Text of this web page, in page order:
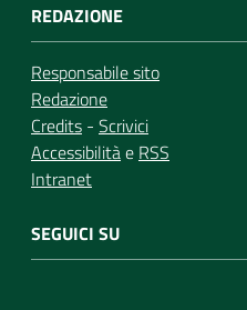
REDAZIONE
Responsabile sito
Redazione
Credits - Scrivici
Accessibilitàe RSS
Intranet
SEGUICI SU